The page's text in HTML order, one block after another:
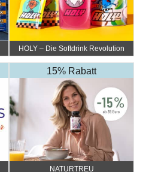
HOLY – Die Softdrink Revolution
15% Rabatt
NATURTREU